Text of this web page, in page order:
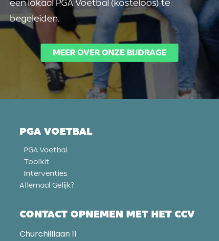
een lokaal PGA Voetbal (kosteloos) te
begeleiden.
MEER OVER ONZE BIJDRAGE
PGA VOETBAL
PGA Voetbal
Toolkit
Interventies
Allemaal Gelijk?
CONTACT OPNEMEN MET HET CCV
Churchilllaan 11